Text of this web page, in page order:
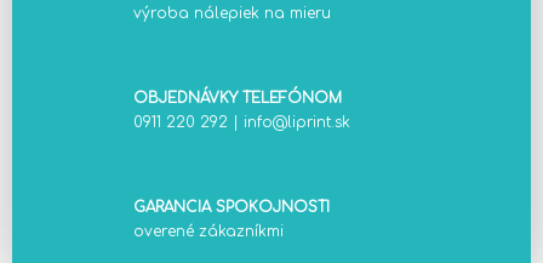
výroba nálepiek na mieru
OBJEDNÁVKY TELEFÓNOM
0911 220 292
info@liprint.sk
GARANCIA SPOKOJNOSTI
overené zákazníkmi